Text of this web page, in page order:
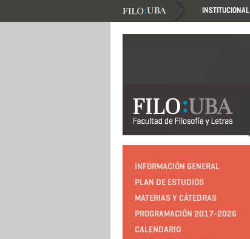
INSTITUCIONAL
INFORMACIÓN GENERAL
PLAN DE ESTUDIOS
MATERIAS Y CÁTEDRAS
PROGRAMACIÓN 2017-2026
CALENDARIO